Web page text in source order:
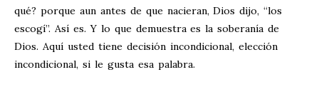
qué? porque aun antes de que nacieran, Dios dijo, “los
escogí”. Así es. Y lo que demuestra es la soberanía de
Dios. Aquí usted tiene decisión incondicional, elección
incondicional, si le gusta esa palabra.